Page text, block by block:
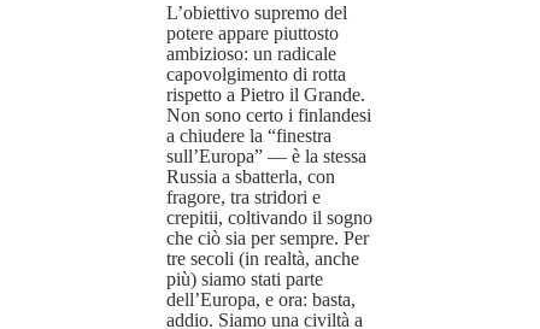
L’obiettivo supremo del
potere appare piuttosto
ambizioso: un radicale
capovolgimento di rotta
rispetto a Pietro il Grande.
Non sono certo i finlandesi
a chiudere la “finestra
sull’Europa” — è la stessa
Russia a sbatterla, con
fragore, tra stridori e
crepitii, coltivando il sogno
che ciò sia per sempre. Per
tre secoli (in realtà, anche
più) siamo stati parte
dell’Europa, e ora: basta,
addio. Siamo una civiltà a